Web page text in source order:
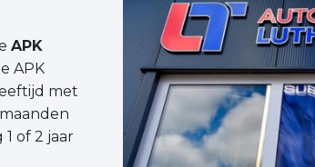
APK
APK
met
of 2 jaar